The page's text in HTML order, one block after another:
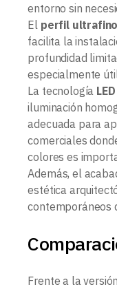
entorno sin
El perfil
facilita la
profundidad
especialmente
La tecnología
iluminación
adecuada para
comerciales
colores es
Además, el
estética
contemporáneos
Frente a la versión